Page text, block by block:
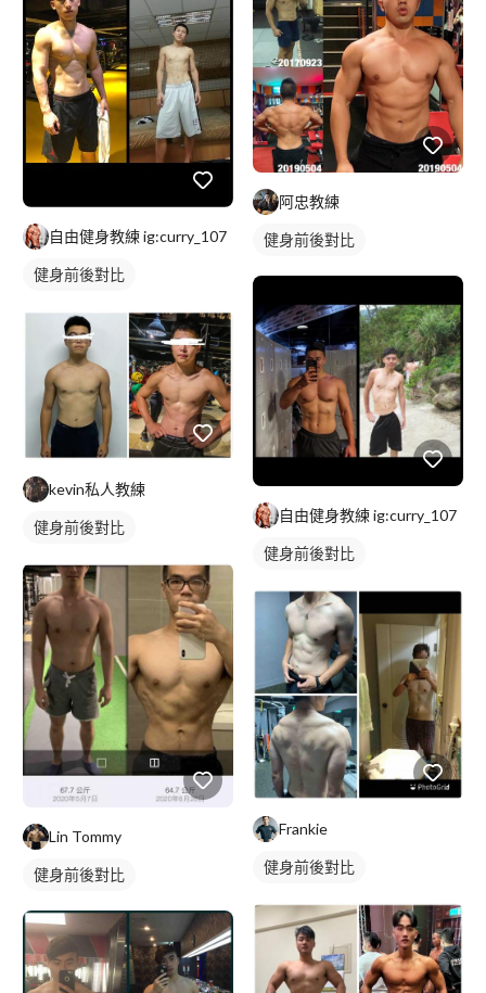
自由健身教練 ig:curry_107
健身前後對比
kevin私人教練
健身前後對比
Lin Tommy
健身前後對比
阿忠教練
健身前後對比
自由健身教練 ig:curry_107
健身前後對比
Frankie
健身前後對比